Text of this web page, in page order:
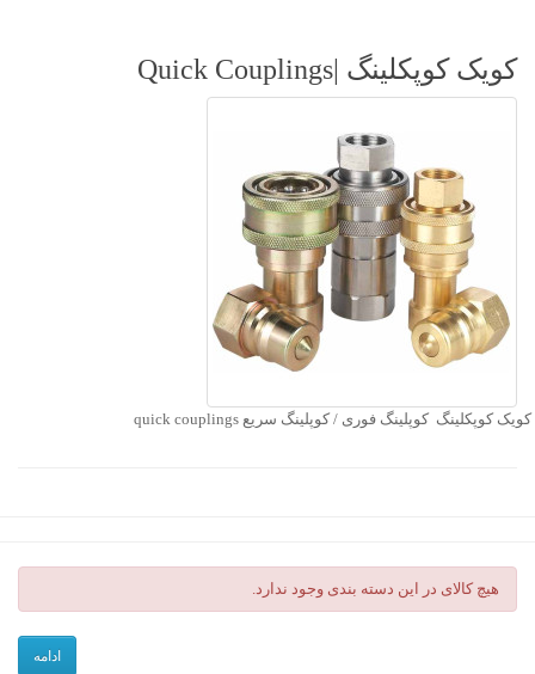
کویک کوپکلینگ |Quick Couplings
کویک کوپکلینگ کوپلینگ فوری / کوپلینگ سریع quick couplings
هیچ کالای در این دسته بندی وجود ندارد.
ادامه